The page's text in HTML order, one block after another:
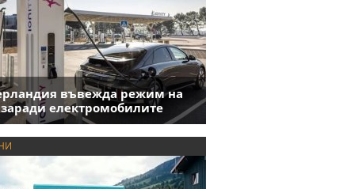
въвежда режим на
заради електромобилите